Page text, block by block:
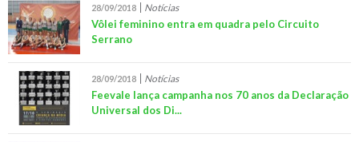
28/09/2018 Notícias
Vôlei feminino entra em quadra pelo Circuito
Serrano
28/09/2018 Notícias
Feevale lança campanha nos 70 anos da Declaração
Universal dos Di...